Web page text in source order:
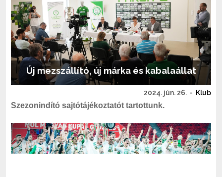
Új mezszállító, új márka és kabalaállat
2024. jún. 26. - Klub
Szezonindító sajtótájékoztatót tartottunk.